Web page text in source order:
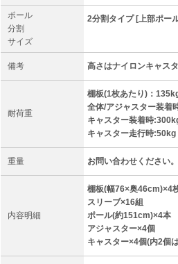
ポール
分割
サイズ
2分割タイプ [上部ポ
備考 高さはナイロンキャス
耐荷重
棚板(1枚あたり)：
全体/アジャスター装着
キャスター装着時
キャスター走行時:50kg
重量 お問い合わせください。
内容明細
棚板(幅76×奥46cm)×4
スリーブ×16組
ポール(約151cm)×4本
アジャスター×4個
キャスター×4個(内2個